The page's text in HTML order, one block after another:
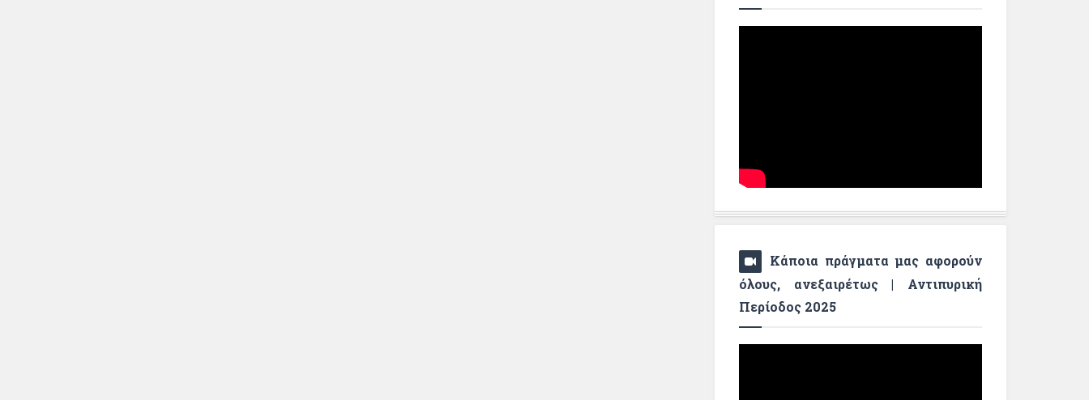
Κάποια πράγματα μας αφορούν
όλους, ανεξαιρέτως | Αντιπυρική
Περίοδος 2025